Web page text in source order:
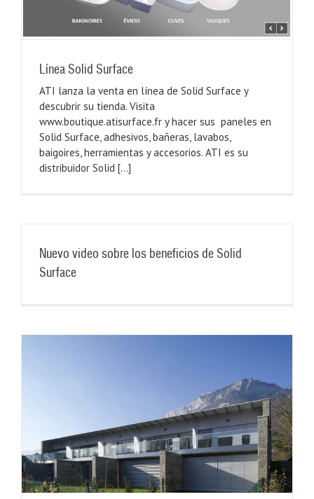
Línea Solid Surface
ATI lanza la venta en línea de Solid Surface y
descubrir su tienda. Visita
www.boutique.atisurface.fr y hacer sus paneles en
Solid Surface, adhesivos, bañeras, lavabos,
baigoires, herramientas y accesorios. ATI es su
distribuidor Solid [...]
Nuevo video sobre los beneficios de Solid
Surface